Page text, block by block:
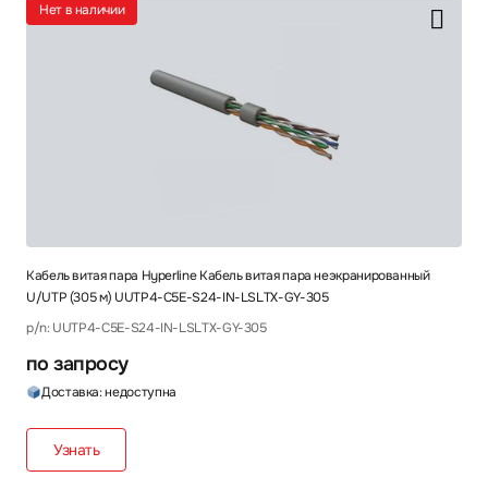
Кабель витая пара Hyperline Кабель витая пара неэкранированный
U/UTP (305 м) UUTP4-C5E-S24-IN-LSLTX-GY-305
p/n: UUTP4-C5E-S24-IN-LSLTX-GY-305
по запросу
Доставка: недоступна
Узнать
Нет в наличии